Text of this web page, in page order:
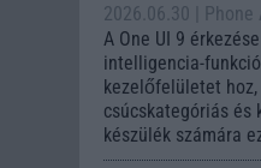
2026.06.30
|
A One UI 9
intelligencia-
kezelőfelületet
csúcskategóriás és
készülék számára